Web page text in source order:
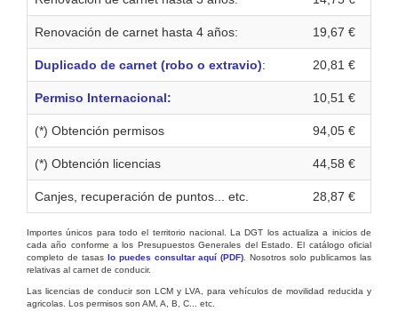
Renovación de carnet hasta 4 años: 19,67 €
Duplicado de carnet (robo o extravio): 20,81 €
Permiso Internacional: 10,51 €
(*) Obtención permisos 94,05 €
(*) Obtención licencias 44,58 €
Canjes, recuperación de puntos... etc. 28,87 €
Importes únicos para todo el territorio nacional. La DGT los actualiza a inicios de
cada año conforme a los Presupuestos Generales del Estado. El catálogo oficial
completo de tasas lo puedes consultar aquí (PDF) . Nosotros solo publicamos las
relativas al carnet de conducir.
Las licencias de conducir son LCM y LVA, para vehículos de movilidad reducida y
agricolas. Los permisos son AM, A, B, C... etc.